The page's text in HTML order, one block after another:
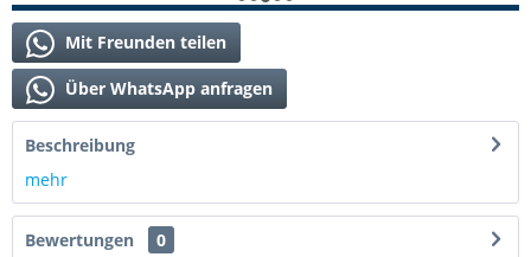
Mit Freunden teilen
Über WhatsApp anfragen
Beschreibung
mehr
Bewertungen
0